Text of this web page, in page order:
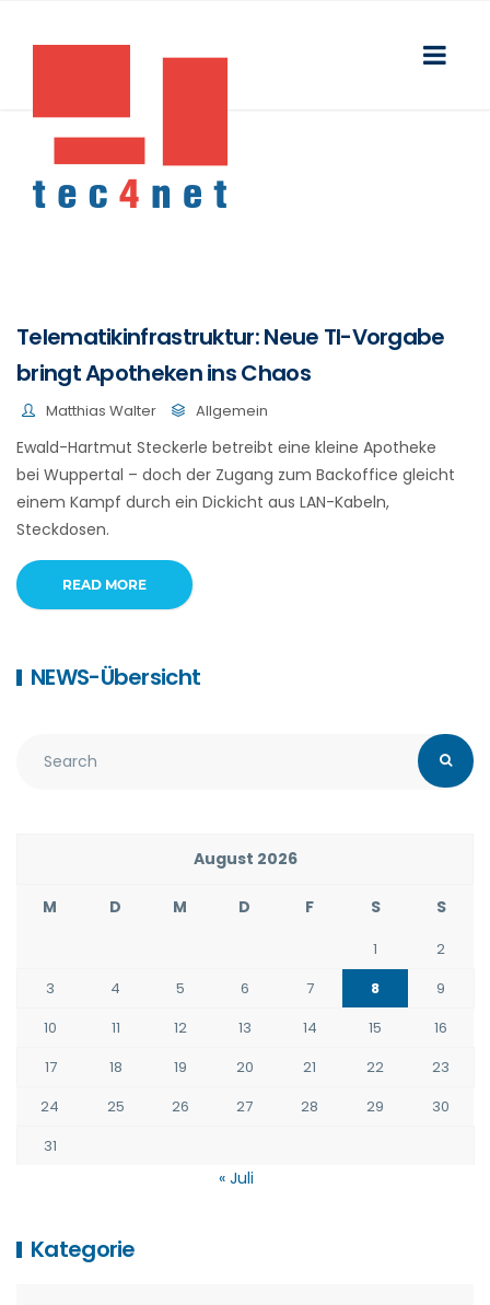
Telematikinfrastruktur: Neue TI-Vorgabe
bringt Apotheken ins Chaos
Matthias Walter Allgemein
Ewald-Hartmut Steckerle betreibt eine kleine Apotheke
bei Wuppertal – doch der Zugang zum Backoffice gleicht
einem Kampf durch ein Dickicht aus LAN-Kabeln,
Steckdosen.
READ MORE
NEWS-Übersicht
August 2026
M D M D F S S
1
2
3
4 5 6 7 8
9
10
11 12 13 14 15
16
17
18 19 20 21 22
23
24
25 26 27 28 29
30
31
« Juli
Kategorie